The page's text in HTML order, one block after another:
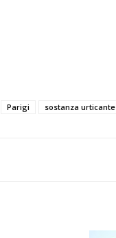
Parigi sostanza urticante